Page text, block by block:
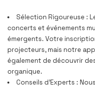
Sélection Rigoureuse :
concerts et événements
émergents. Votre
projecteurs, mais notre
également de découvrir
organique.
Conseils d’Experts :